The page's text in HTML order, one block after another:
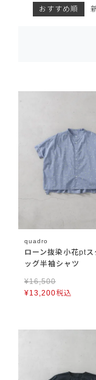
おすすめ順
quadro
ローン抜染小花ptス
ッグ半袖シャツ
¥16,500
¥13,200税込